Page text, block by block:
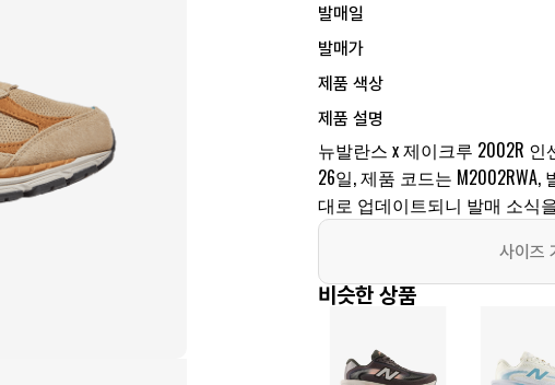
발매일
발매가
제품 색상
제품 설명
뉴발란스 x 제이크루 2002R
26일, 제품 코드는
대로 업데이트되니 발매 소식
사이즈
비슷한 상품